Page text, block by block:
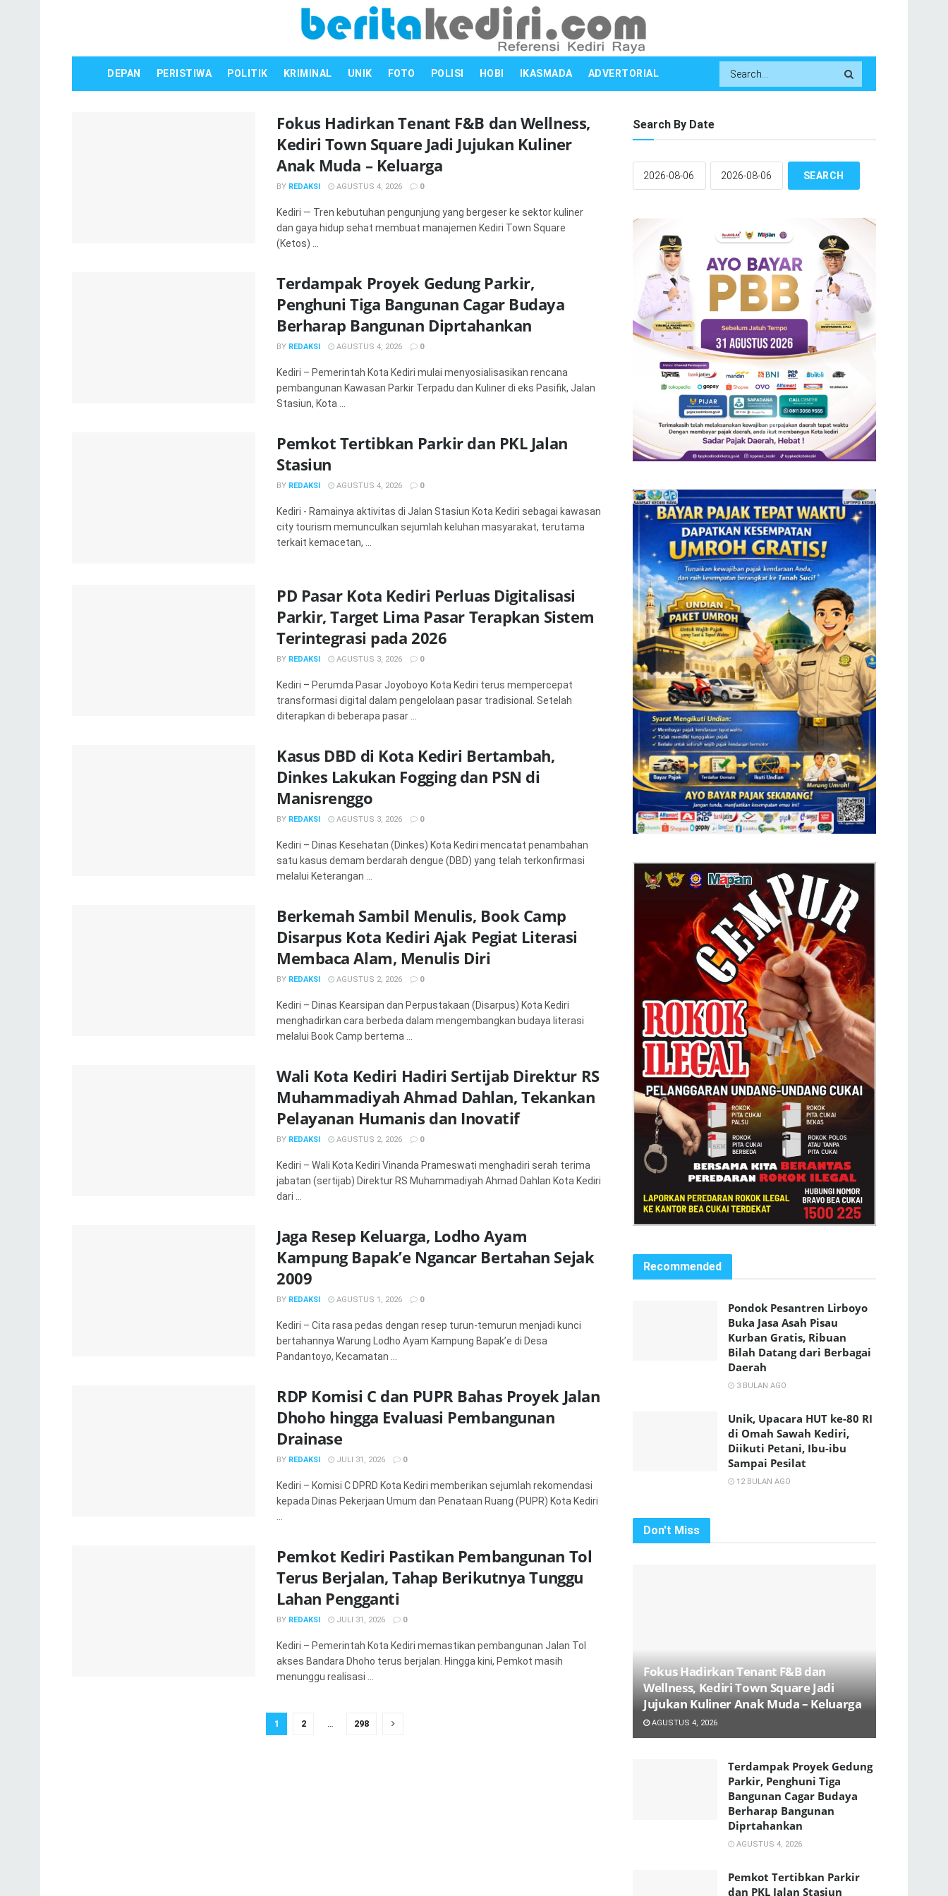
DEPAN PERISTIWA POLITIK KRIMINAL UNIK FOTO POLISI HOBI IKASMADA ADVERTORIAL
Fokus Hadirkan Tenant F&B dan Wellness,
Kediri Town Square Jadi Jujukan Kuliner
Anak Muda – Keluarga
BY REDAKSI AGUSTUS 4, 2026 0
Kediri — Tren kebutuhan pengunjung yang bergeser ke sektor kuliner
dan gaya hidup sehat membuat manajemen Kediri Town Square
(Ketos) ...
Terdampak Proyek Gedung Parkir,
Penghuni Tiga Bangunan Cagar Budaya
Berharap Bangunan Diprtahankan
BY REDAKSI AGUSTUS 4, 2026 0
Kediri – Pemerintah Kota Kediri mulai menyosialisasikan rencana
pembangunan Kawasan Parkir Terpadu dan Kuliner di eks Pasifik, Jalan
Stasiun, Kota ...
Pemkot Tertibkan Parkir dan PKL Jalan
Stasiun
BY REDAKSI AGUSTUS 4, 2026 0
Kediri - Ramainya aktivitas di Jalan Stasiun Kota Kediri sebagai kawasan
city tourism memunculkan sejumlah keluhan masyarakat, terutama
terkait kemacetan, ...
PD Pasar Kota Kediri Perluas Digitalisasi
Parkir, Target Lima Pasar Terapkan Sistem
Terintegrasi pada 2026
BY REDAKSI AGUSTUS 3, 2026 0
Kediri – Perumda Pasar Joyoboyo Kota Kediri terus mempercepat
transformasi digital dalam pengelolaan pasar tradisional. Setelah
diterapkan di beberapa pasar ...
Kasus DBD di Kota Kediri Bertambah,
Dinkes Lakukan Fogging dan PSN di
Manisrenggo
BY REDAKSI AGUSTUS 3, 2026 0
Kediri – Dinas Kesehatan (Dinkes) Kota Kediri mencatat penambahan
satu kasus demam berdarah dengue (DBD) yang telah terkonfirmasi
melalui Keterangan ...
Berkemah Sambil Menulis, Book Camp
Disarpus Kota Kediri Ajak Pegiat Literasi
Membaca Alam, Menulis Diri
BY REDAKSI AGUSTUS 2, 2026 0
Kediri – Dinas Kearsipan dan Perpustakaan (Disarpus) Kota Kediri
menghadirkan cara berbeda dalam mengembangkan budaya literasi
melalui Book Camp bertema ...
Wali Kota Kediri Hadiri Sertijab Direktur RS
Muhammadiyah Ahmad Dahlan, Tekankan
Pelayanan Humanis dan Inovatif
BY REDAKSI AGUSTUS 2, 2026 0
Kediri – Wali Kota Kediri Vinanda Prameswati menghadiri serah terima
jabatan (sertijab) Direktur RS Muhammadiyah Ahmad Dahlan Kota Kediri
dari ...
Jaga Resep Keluarga, Lodho Ayam
Kampung Bapak’e Ngancar Bertahan Sejak
2009
BY REDAKSI AGUSTUS 1, 2026 0
Kediri – Cita rasa pedas dengan resep turun-temurun menjadi kunci
bertahannya Warung Lodho Ayam Kampung Bapak’e di Desa
Pandantoyo, Kecamatan ...
RDP Komisi C dan PUPR Bahas Proyek Jalan
Dhoho hingga Evaluasi Pembangunan
Drainase
BY REDAKSI JULI 31, 2026 0
Kediri – Komisi C DPRD Kota Kediri memberikan sejumlah rekomendasi
kepada Dinas Pekerjaan Umum dan Penataan Ruang (PUPR) Kota Kediri
Pemkot Kediri Pastikan Pembangunan Tol
Terus Berjalan, Tahap Berikutnya Tunggu
Lahan Pengganti
BY REDAKSI JULI 31, 2026 0
Kediri – Pemerintah Kota Kediri memastikan pembangunan Jalan Tol
akses Bandara Dhoho terus berjalan. Hingga kini, Pemkot masih
menunggu realisasi ...
1 2 298
Search By Date
Recommended
Pondok Pesantren Lirboyo
Buka Jasa Asah Pisau
Kurban Gratis, Ribuan
Bilah Datang dari Berbagai
Daerah
3 BULAN AGO
Unik, Upacara HUT ke-80 RI
di Omah Sawah Kediri,
Diikuti Petani, Ibu-ibu
Sampai Pesilat
12 BULAN AGO
Don't Miss
Fokus Hadirkan Tenant F&B dan
Wellness, Kediri Town Square Jadi
Jujukan Kuliner Anak Muda – Keluarga
AGUSTUS 4, 2026
Terdampak Proyek Gedung
Parkir, Penghuni Tiga
Bangunan Cagar Budaya
Berharap Bangunan
Diprtahankan
AGUSTUS 4, 2026
Pemkot Tertibkan Parkir
dan PKL Jalan Stasiun